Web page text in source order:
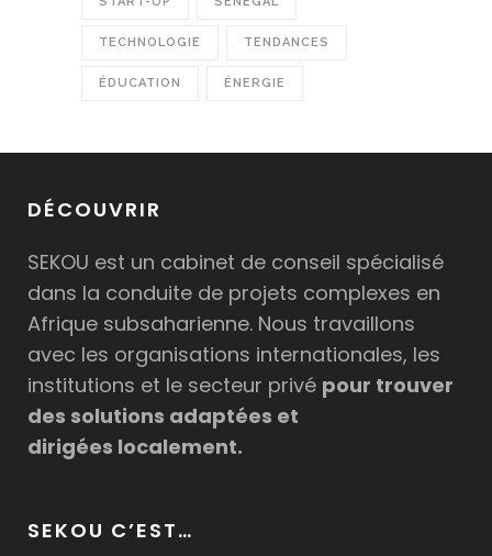
TECHNOLOGIE TENDANCES
ÉDUCATION ÉNERGIE
DÉCOUVRIR
SEKOU est un cabinet de conseil spécialisé
dans la conduite de projets complexes en
Afrique subsaharienne. Nous travaillons
avec les organisations internationales, les
institutions et le secteur privé pour trouver
des solutions adaptées et
dirigées localement.
SEKOU C’EST…